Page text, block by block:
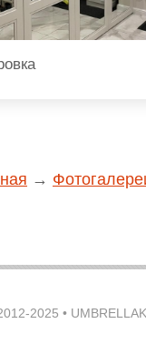
→
2025 •